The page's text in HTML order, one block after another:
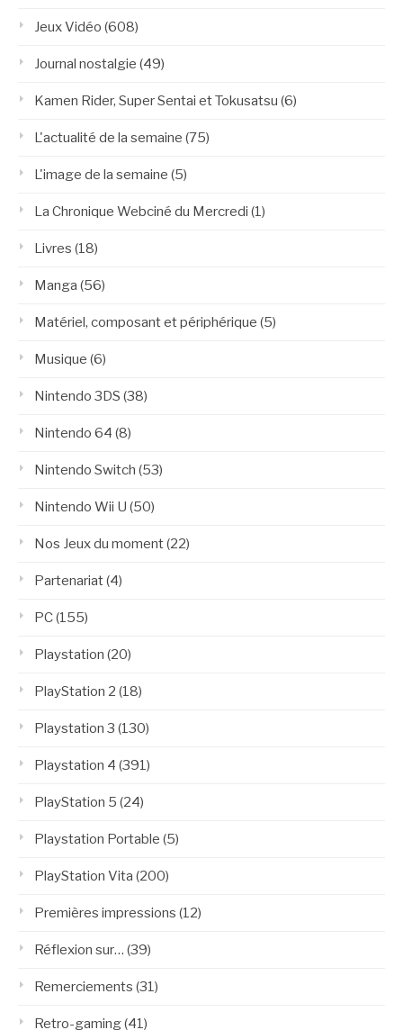
Jeux Vidéo (608)
Journal nostalgie (49)
Kamen Rider, Super Sentai et Tokusatsu (6)
L'actualité de la semaine (75)
L'image de la semaine (5)
La Chronique Webciné du Mercredi (1)
Livres (18)
Manga (56)
Matériel, composant et périphérique (5)
Musique (6)
Nintendo 3DS (38)
Nintendo 64 (8)
Nintendo Switch (53)
Nintendo Wii U (50)
Nos Jeux du moment(22)
Partenariat(4)
PC(155)
Playstation (20)
PlayStation 2 (18)
Playstation 3 (130)
Playstation 4 (391)
PlayStation 5 (24)
Playstation Portable (5)
PlayStation Vita (200)
Premières impressions (12)
Réflexion sur… (39)
Remerciements (31)
Retro-gaming(41)